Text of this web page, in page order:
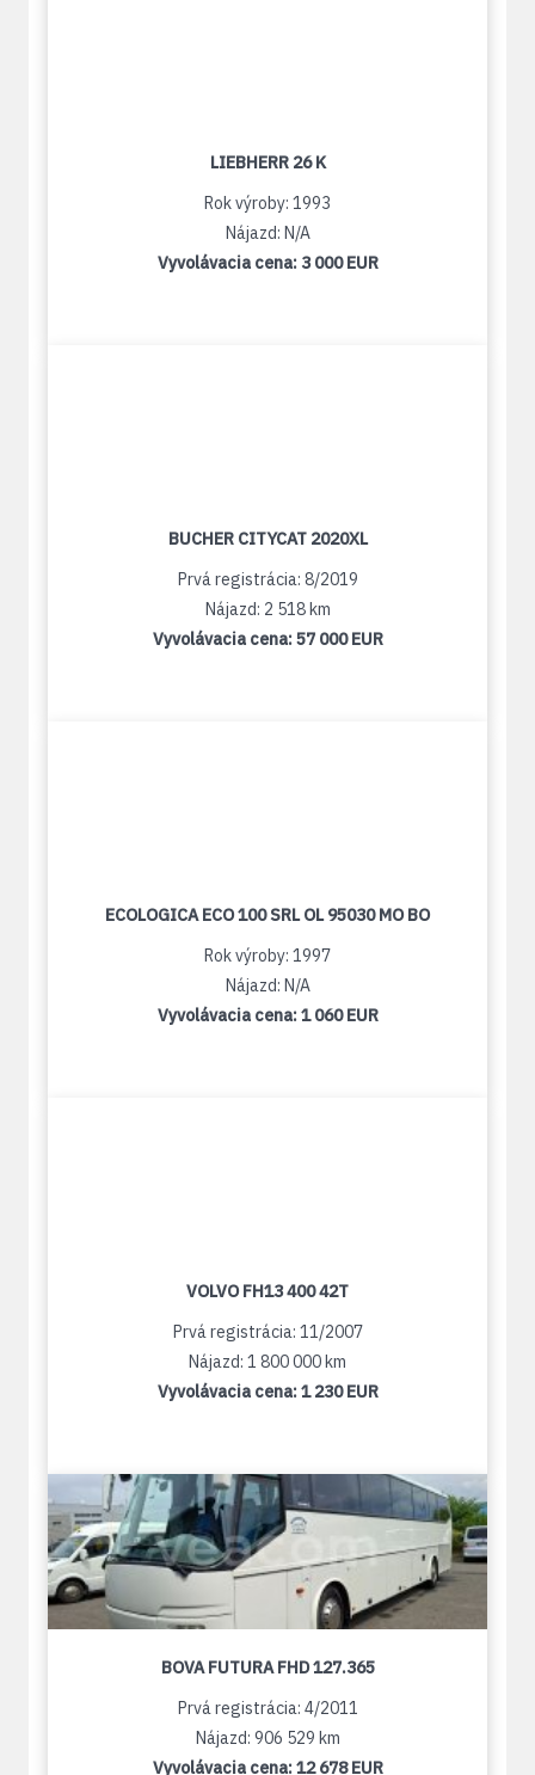
LIEBHERR 26 K
Rok výroby: 1993
Nájazd: N/A
Vyvolávacia cena: 3 000 EUR
BUCHER CITYCAT 2020XL
Prvá registrácia: 8/2019
Nájazd: 2 518 km
Vyvolávacia cena:57 000 EUR
ECOLOGICA ECO 100 SRL OL 95030 MO BO
Rok výroby: 1997
Nájazd: N/A
Vyvolávacia cena:1 060 EUR
VOLVO FH13 400 42T
Prvá registrácia: 11/2007
Nájazd: 1 800 000 km
Vyvolávacia cena:1 230 EUR
BOVA FUTURA FHD 127.365
Prvá registrácia: 4/2011
Nájazd: 906 529 km
Vyvolávacia cena:12 678 EUR